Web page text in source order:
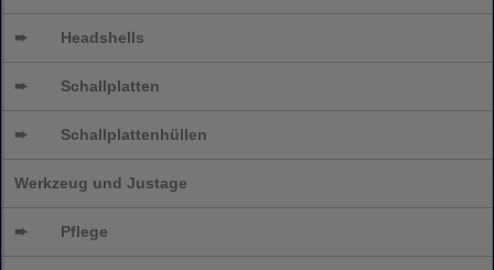
➨ Headshells
➨ Schallplatten
➨ Schallplattenhüllen
Werkzeug und Justage
➨ Pflege